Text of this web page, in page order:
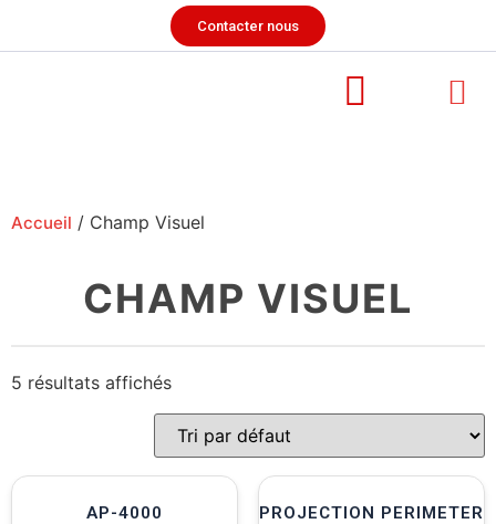
Contacter nous
Accueil / Champ Visuel
CHAMP VISUEL
5 résultats affichés
AP-4000
PROJECTION PERIMETER